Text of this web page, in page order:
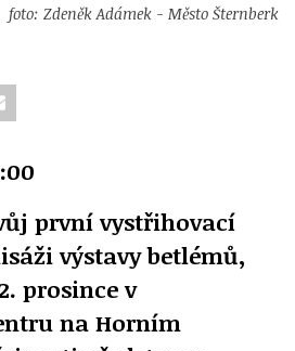
foto: Zdeněk Adámek - Město Šternberk
první vystřihovací
výstavy betlémů,
prosince v
na Horním